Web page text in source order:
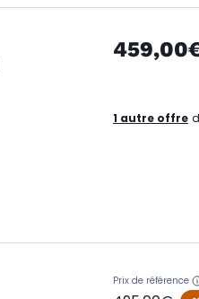
1 autre offre
Prix de référence